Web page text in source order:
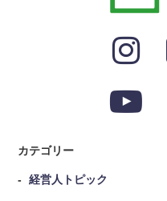
カテゴリー
経営人トピック